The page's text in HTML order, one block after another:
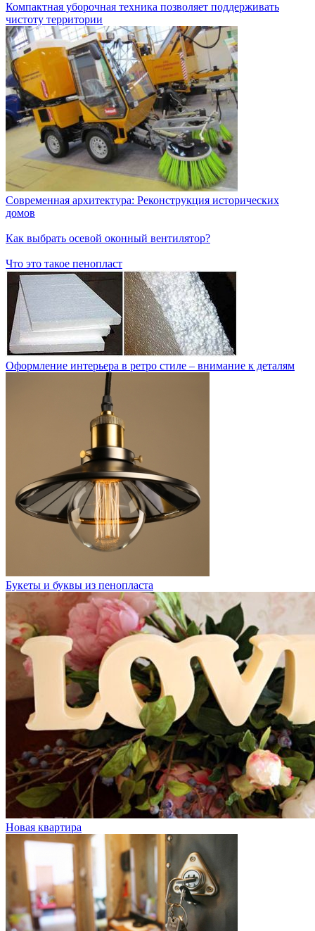
Компактная уборочная техника позволяет поддерживать
чистоту территории
Современная архитектура: Реконструкция исторических
домов
Как выбрать осевой оконный вентилятор?
Что это такое пенопласт
Оформление интерьера в ретро стиле – внимание к деталям
Букеты и буквы из пенопласта
Новая квартира